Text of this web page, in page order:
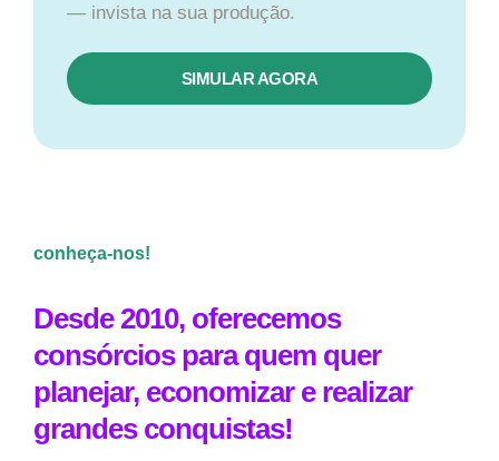
— invista na sua produção.
SIMULAR AGORA
conheça-nos!
Desde 2010, oferecemos
consórcios para quem quer
planejar, economizar e realizar
grandes conquistas!